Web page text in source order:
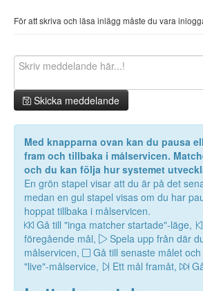
För att skriva och läsa inlägg måste du vara
Skicka meddelande
Med knapparna ovan kan du pausa
fram och tillbaka i målservicen.
och du kan följa hur systemet
En grön stapel visar att du är på det
medan en gul stapel visas om du har
hoppat tillbaka i målservicen.
Gå till "inga matcher startade"-läge,
föregående mål,
Spela upp från där
målservicen,
Gå till senaste målet
"live"-målservice,
Ett mål framåt,